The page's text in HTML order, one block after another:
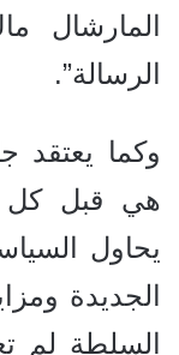
المارشال
الرسالة”.
وكما يعتقد
هي قبل كل
يحاول
الجديدة
السلطة لم